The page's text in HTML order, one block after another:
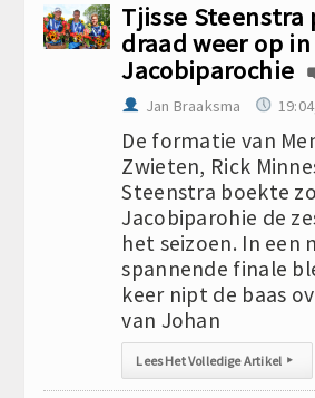
Tjisse Steenstra
draad weer op
Jacobiparochie
Jan Braaksma
De formatie van
Zwieten, Rick
Steenstra boekte
Jacobiparohie de
het seizoen. In een
spannende finale
keer nipt de baas
van Johan
Lees Het Volledige Artikel ▸